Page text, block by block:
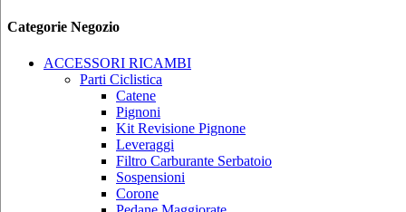
Categorie Negozio
ACCESSORI RICAMBI
Parti Ciclistica
Catene
Pignoni
Kit Revisione Pignone
Leveraggi
Filtro Carburante Serbatoio
Sospensioni
Corone